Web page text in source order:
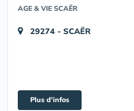
AGE & VIE SCAËR
29274 - SCAËR
Plus d'infos